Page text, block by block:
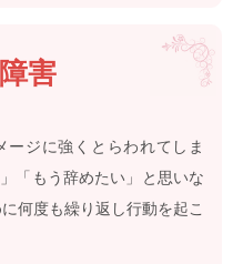
害
ジに強くとらわれてしま
「もう辞めたい」と思いな
何度も繰り返し行動を起こ